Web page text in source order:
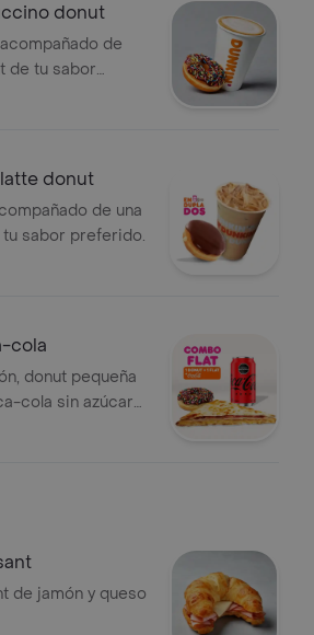
Enduplado capuccino donut
de
de tu sabor
Enduplado iced latte donut
de una
sabor preferido.
cola
donut pequeña
cola sin azúcar
de jamón y queso